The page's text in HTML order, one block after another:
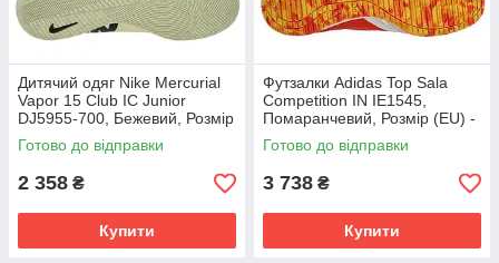
Дитячий одяг Nike Mercurial
Vapor 15 Club IC Junior
DJ5955-700, Бежевий, Розмір
(EU) - 38.5
Готово до відправки
2 358 ₴
Купити
Футзалки Adidas Top Sala
Competition IN IE1545,
Помаранчевий, Розмір (EU) -
44 2/3
Готово до відправки
3 738 ₴
Купити